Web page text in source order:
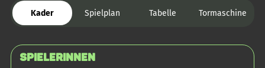
Kader Spielplan Tabelle Tormaschine
SPIELERINNEN